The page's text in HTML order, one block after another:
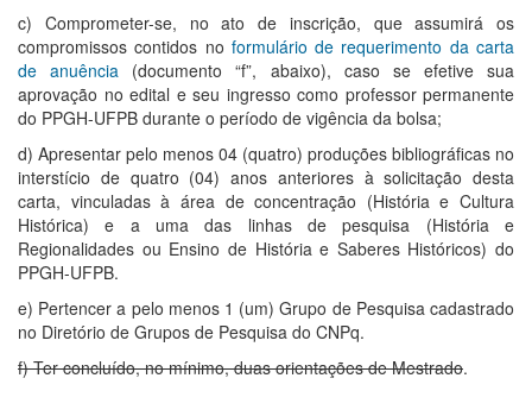
c) Comprometer-se, no ato de inscrição, que assumirá os
compromissos contidos no formulário de requerimento da carta
de anuência (documento “f”, abaixo), caso se efetive sua
aprovação no edital e seu ingresso como professor permanente
do PPGH-UFPB durante o período de vigência da bolsa;
d) Apresentar pelo menos 04 (quatro) produções bibliográficas no
interstício de quatro (04) anos anteriores à solicitação desta
carta, vinculadas à área de concentração (História e Cultura
Histórica) e a uma das linhas de pesquisa (História e
Regionalidades ou Ensino de História e Saberes Históricos) do
PPGH-UFPB.
e) Pertencer a pelo menos 1 (um) Grupo de Pesquisa cadastrado
no Diretório de Grupos de Pesquisa do CNPq.
f) Ter concluído, no mínimo, duas orientações de Mestrado.